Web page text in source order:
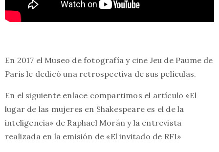
En 2017 el Museo de fotografía y cine Jeu de Paume de
Paris le dedicó una retrospectiva de sus películas.
En el siguiente enlace compartimos el artículo «El
lugar de las mujeres en Shakespeare es el de la
inteligencia» de Raphael Morán y la entrevista
realizada en la emisión de «El invitado de RFI»